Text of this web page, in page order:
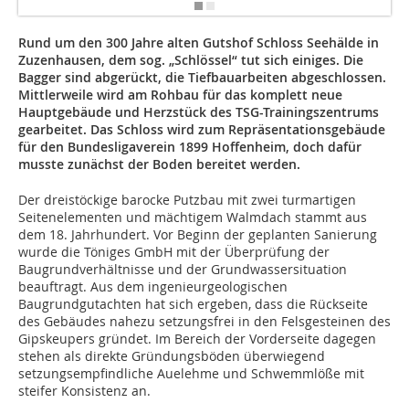
Rund um den 300 Jahre alten Gutshof Schloss Seehälde in
Zuzenhausen, dem sog. „Schlössel“ tut sich einiges. Die
Bagger sind abgerückt, die Tiefbauarbeiten abgeschlossen.
Mittlerweile wird am Rohbau für das komplett neue
Hauptgebäude und Herzstück des TSG-Trainingszentrums
gearbeitet. Das Schloss wird zum Repräsentationsgebäude
für den Bundesligaverein 1899 Hoffen­heim, doch dafür
musste zunächst der Boden bereitet werden.
Der dreistöckige barocke Putzbau mit zwei turmartigen
Seitenelementen und mächtigem Walmdach stammt aus
dem 18. Jahrhundert. Vor Beginn der geplanten Sanierung
wurde die Töniges GmbH mit der Überprüfung der
Baugrundverhältnisse und der Grundwassersituation
beauftragt. Aus dem ingenieurgeologischen
Baugrundgutachten hat sich ergeben, dass die Rückseite
des Gebäudes nahezu setzungsfrei in den Felsgesteinen des
Gipskeupers gründet. Im Bereich der Vorderseite dagegen
stehen als direkte Gründungsböden überwiegend
setzungsempfindliche Auelehme und Schwemmlöße mit
steifer Konsistenz an.